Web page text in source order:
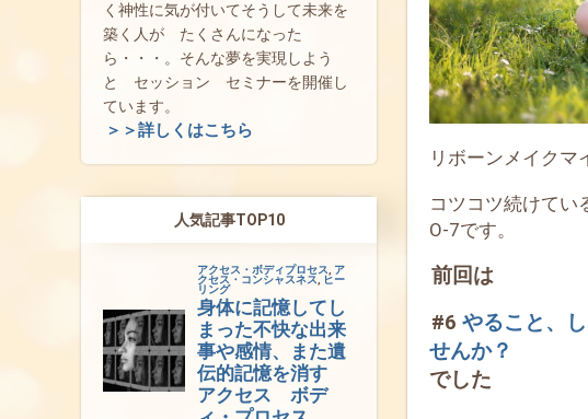
リボーンメイクマ
コツコツ続けてい
O-7です。
前回は
#6 やること、
せんか？
でした
く神性に気が付いてそうして未来を
築く人が たくさんになった
ら・・・。そんな夢を実現しよう
と セッション セミナーを開催し
ています。
＞＞詳しくはこちら
人気記事TOP10